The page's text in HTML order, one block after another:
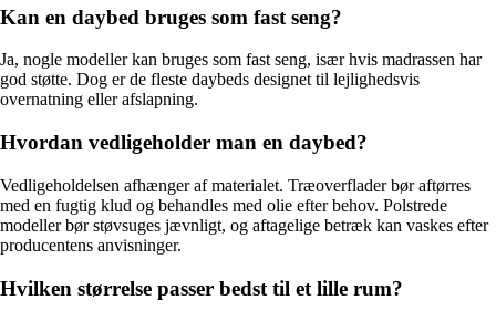
Kan en daybed bruges som fast seng?
Ja, nogle modeller kan bruges som fast seng, især hvis madrassen har
god støtte. Dog er de fleste daybeds designet til lejlighedsvis
overnatning eller afslapning.
Hvordan vedligeholder man en daybed?
Vedligeholdelsen afhænger af materialet. Træoverflader bør aftørres
med en fugtig klud og behandles med olie efter behov. Polstrede
modeller bør støvsuges jævnligt, og aftagelige betræk kan vaskes efter
producentens anvisninger.
Hvilken størrelse passer bedst til et lille rum?